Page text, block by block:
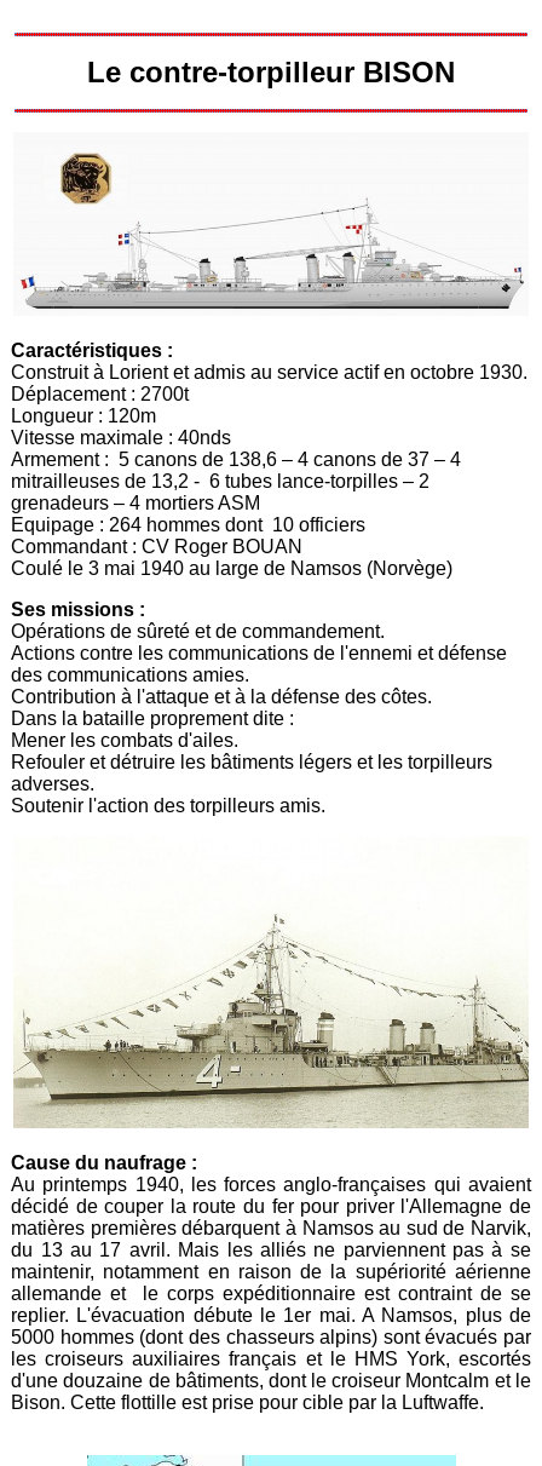
Le contre-torpilleur BISON
Caractéristiques :
Construit à Lorient et admis au service actif en octobre 1930.
Déplacement : 2700t
Longueur : 120m
Vitesse maximale : 40nds
Armement : 5 canons de 138,6 – 4 canons de 37 – 4
mitrailleuses de 13,2 - 6 tubes lance-torpilles – 2
grenadeurs – 4 mortiers ASM
Equipage : 264 hommes dont 10 officiers
Commandant : CV Roger BOUAN
Coulé le 3 mai 1940 au large de Namsos (Norvège)
Ses missions :
Opérations de sûreté et de commandement.
Actions contre les communications de l'ennemi et défense
des communications amies.
Contribution à l'attaque et à la défense des côtes.
Dans la bataille proprement dite :
Mener les combats d'ailes.
Refouler et détruire les bâtiments légers et les torpilleurs
adverses.
Soutenir l'action des torpilleurs amis.
Cause du naufrage :
Au printemps 1940, les forces anglo-françaises qui avaient
décidé de couper la route du fer pour priver l'Allemagne de
matières premières débarquent à Namsos au sud de Narvik,
du 13 au 17 avril. Mais les alliés ne parviennent pas à se
maintenir, notamment en raison de la supériorité aérienne
allemande et le corps expéditionnaire est contraint de se
replier. L'évacuation débute le 1er mai. A Namsos, plus de
5000 hommes (dont des chasseurs alpins) sont évacués par
les croiseurs auxiliaires français et le HMS York, escortés
d'une douzaine de bâtiments, dont le croiseur Montcalm et le
Bison. Cette flottille est prise pour cible par la Luftwaffe.